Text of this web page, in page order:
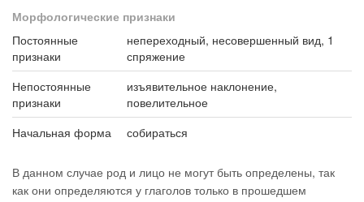
Морфологические признаки
Постоянные
признаки
непереходный, несовершенный вид, 1
спряжение
Непостоянные
признаки
изъявительное наклонение,
повелительное
Начальная форма
собираться
В данном случае род и лицо не могут быть определены, так
как они определяются у глаголов только в прошедшем